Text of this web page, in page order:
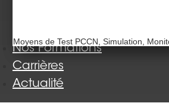
Moyens de Test PCCN, Simulation,
Nos Formations
Carrières
Actualité